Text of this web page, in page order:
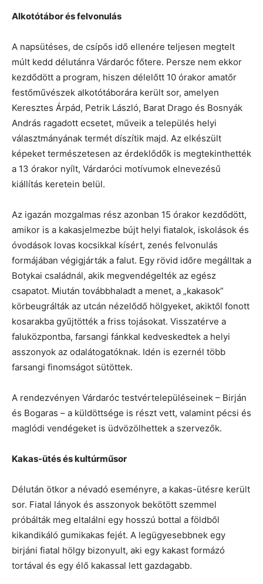
Alkotótábor és felvonulás
A napsütéses, de csípős idő ellenére teljesen megtelt
múlt kedd délutánra Várdaróc főtere. Persze nem ekkor
kezdődött a program, hiszen délelőtt 10 órakor amatőr
festőművészek alkotótáborára került sor, amelyen
Keresztes Árpád, Petrik László, Barat Drago és Bosnyák
András ragadott ecsetet, műveik a település helyi
választmányának termét díszítik majd. Az elkészült
képeket természetesen az érdeklődők is megtekinthették
a 13 órakor nyílt, Várdaróci motívumok elnevezésű
kiállítás keretein belül.
Az igazán mozgalmas rész azonban 15 órakor kezdődött,
amikor is a kakasjelmezbe bújt helyi fiatalok, iskolások és
óvodások lovas kocsikkal kísért, zenés felvonulás
formájában végigjárták a falut. Egy rövid időre megálltak a
Botykai családnál, akik megvendégelték az egész
csapatot. Miután továbbhaladt a menet, a „kakasok”
körbeugrálták az utcán nézelődő hölgyeket, akiktől fonott
kosarakba gyűjtötték a friss tojásokat. Visszatérve a
faluközpontba, farsangi fánkkal kedveskedtek a helyi
asszonyok az odalátogatóknak. Idén is ezernél több
farsangi finomságot sütöttek.
A rendezvényen Várdaróc testvértelepüléseinek – Birján
és Bogaras – a küldöttsége is részt vett, valamint pécsi és
maglódi vendégeket is üdvözölhettek a szervezők.
Kakas-ütés és kultúrműsor
Délután ötkor a névadó eseményre, a kakas-ütésre került
sor. Fiatal lányok és asszonyok bekötött szemmel
próbálták meg eltalálni egy hosszú bottal a földből
kikandikáló gumikakas fejét. A legügyesebbnek egy
birjáni fiatal hölgy bizonyult, aki egy kakast formázó
tortával és egy élő kakassal lett gazdagabb.